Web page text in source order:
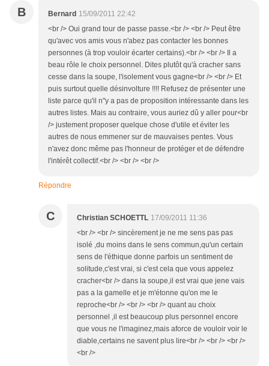
B Bernard 15/09/2011 22:42
<br /> Oui grand tour de passe passe.<br /> <br /> Peut être
qu'avec vos amis vous n'abez pas contacter les bonnes
personnes (à trop vouloir écarter certains).<br /> <br /> Il a
beau rôle le choix personnel. Dites plutôt qu'à cracher sans
cesse dans la soupe, l'isolement vous gagne<br /> <br /> Et
puis surtout quelle désinvolture !!!! Refusez de présenter une
liste parce qu'il n"y a pas de proposition intéressante dans les
autres listes. Mais au contraire, vous auriez dû y aller pour<br
/> justement proposer quelque chose d'utile et éviter les
autres de nous emmener sur de mauvaises pentes. Vous
n'avez donc même pas l'honneur de protéger et de défendre
l'intérêt collectif.<br /> <br /> <br />
Répondre
C Christian SCHOETTL 17/09/2011 11:36
<br /> <br /> sincèrement je ne me sens pas pas
isolé ,du moins dans le sens commun,qu'un certain
sens de l'éthique donne parfois un sentiment de
solitude,c'est vrai, si c'est cela que vous appelez
cracher<br /> dans la soupe,il est vrai que jene vais
pas a la gamelle et je m'étonne qu'on me le
reproche<br /> <br /> <br /> quant au choix
personnel ,il est beaucoup plus personnel encore
que vous ne l'imaginez,mais aforce de vouloir voir le
diable,certains ne savent plus lire<br /> <br /> <br />
<br />